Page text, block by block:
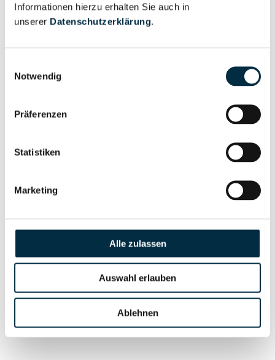
Informationen hierzu erhalten Sie auch in
unserer Datenschutzerklärung.
Notwendig
Präferenzen
Statistiken
Marketing
Alle zulassen
Auswahl erlauben
Ablehnen
Gesellschafterstruktur
Unternehmensprofil
Vollständiges
Unternehmensprofil
Berechtigten Pfad
anfragen
Risikoinformationen